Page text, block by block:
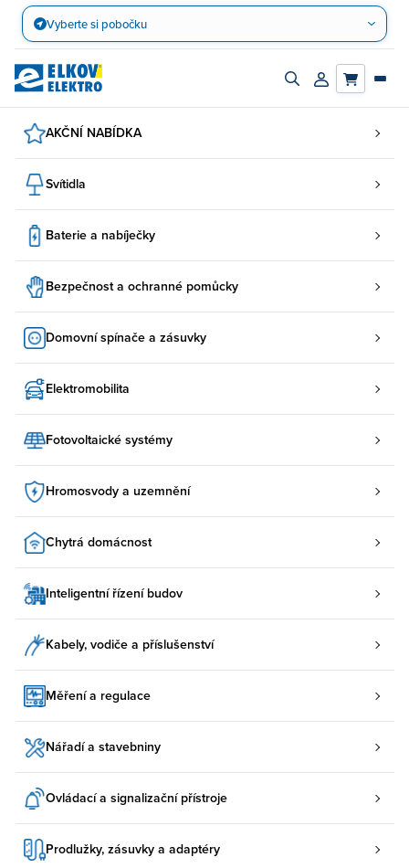
Přejít
obsah
Vyberte si pobočku
Zapnout/vypnout
Přihlásit/
AKČNÍ NABÍDKA
Svítidla
Baterie a nabíječky
Bezpečnost a ochranné pomůcky
Domovní spínače a zásuvky
Elektromobilita
Fotovoltaické systémy
Hromosvody a uzemnění
Chytrá domácnost
Inteligentní řízení budov
Kabely, vodiče a příslušenství
Měření a regulace
Nářadí a stavebniny
Ovládací a signalizační přístroje
Prodlužky, zásuvky a adaptéry